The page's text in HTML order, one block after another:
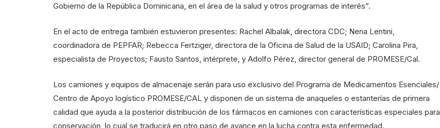
Gobierno de la República Dominicana, en el área de la salud y otros programas de interés”.
En el acto de entrega también estuvieron presentes: Rachel Albalak, directora CDC; Nena Lentini,
coordinadora de PEPFAR; Rebecca Fertziger, directora de la Oficina de Salud de la USAID; Carolina Pira,
especialista de Proyectos; Fausto Santos, intérprete, y Adolfo Pérez, director general de PROMESE/Cal.
Los camiones y equipos de almacenaje serán para uso exclusivo del Programa de Medicamentos Esenciales/
Centro de Apoyo logístico PROMESE/CAL y disponen de un sistema de anaqueles o estanterías de primera
calidad que ayuda a la posterior distribución de los fármacos en camiones con características especiales para
conservación, lo cual se traducirá en otro paso de avance en la lucha contra esta enfermedad.